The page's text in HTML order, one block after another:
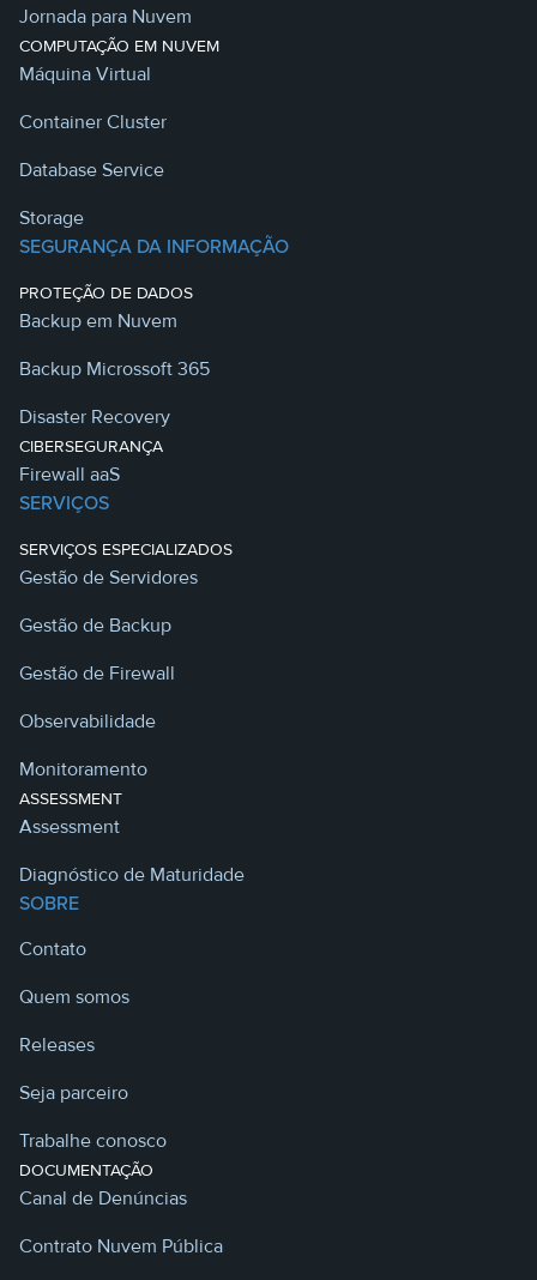
Jornada para Nuvem
COMPUTAÇÃO EM NUVEM
Máquina Virtual
Container Cluster
Database Service
Storage
SEGURANÇA DA INFORMAÇÃO
PROTEÇÃO DE DADOS
Backup em Nuvem
Backup Microssoft 365
Disaster Recovery
CIBERSEGURANÇA
Firewall aaS
SERVIÇOS
SERVIÇOS ESPECIALIZADOS
Gestão de Servidores
Gestão de Backup
Gestão de Firewall
Observabilidade
Monitoramento
ASSESSMENT
Assessment
Diagnóstico de Maturidade
SOBRE
Contato
Quem somos
Releases
Seja parceiro
Trabalhe conosco
DOCUMENTAÇÃO
Canal de Denúncias
Contrato Nuvem Pública